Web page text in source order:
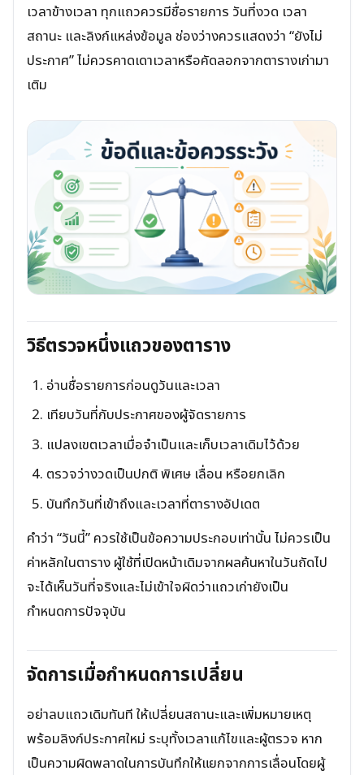
เวลาข้างเวลา ทุกแถวควรมีชื่อรายการ วันที่งวด เวลา
สถานะ และลิงก์แหล่งข้อมูล ช่องว่างควรแสดงว่า “ยังไม่
ประกาศ” ไม่ควรคาดเดาเวลาหรือคัดลอกจากตารางเก่ามา
เติม
วิธีตรวจหนึ่งแถวของตาราง
อ่านชื่อรายการก่อนดูวันและเวลา
เทียบวันที่กับประกาศของผู้จัดรายการ
แปลงเขตเวลาเมื่อจำเป็นและเก็บเวลาเดิมไว้ด้วย
ตรวจว่างวดเป็นปกติ พิเศษ เลื่อน หรือยกเลิก
บันทึกวันที่เข้าถึงและเวลาที่ตารางอัปเดต
คำว่า “วันนี้” ควรใช้เป็นข้อความประกอบเท่านั้น ไม่ควรเป็น
ค่าหลักในตาราง ผู้ใช้ที่เปิดหน้าเดิมจากผลค้นหาในวันถัดไป
จะได้เห็นวันที่จริงและไม่เข้าใจผิดว่าแถวเก่ายังเป็น
กำหนดการปัจจุบัน
จัดการเมื่อกำหนดการเปลี่ยน
อย่าลบแถวเดิมทันที ให้เปลี่ยนสถานะและเพิ่มหมายเหตุ
พร้อมลิงก์ประกาศใหม่ ระบุทั้งเวลาแก้ไขและผู้ตรวจ หาก
เป็นความผิดพลาดในการบันทึกให้แยกจากการเลื่อนโดยผู้